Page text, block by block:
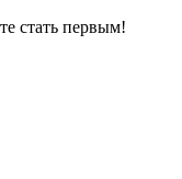
стать первым!